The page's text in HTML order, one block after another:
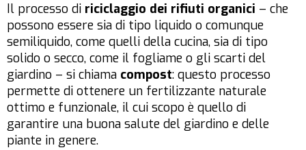
Il processo di riciclaggio dei rifiuti organici – che
possono essere sia di tipo liquido o comunque
semiliquido, come quelli della cucina, sia di tipo
solido o secco, come il fogliame o gli scarti del
giardino – si chiama compost: questo processo
permette di ottenere un fertilizzante naturale
ottimo e funzionale, il cui scopo è quello di
garantire una buona salute del giardino e delle
piante in genere.